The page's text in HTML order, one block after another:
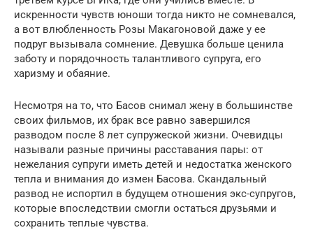
искренности чувств юноши тогда никто не сомневался,
а вот влюбленность Розы Макагоновой даже у ее
подруг вызывала сомнение. Девушка больше ценила
заботу и порядочность талантливого супруга, его
харизму и обаяние.
Несмотря на то, что Басов снимал жену в большинстве
своих фильмов, их брак все равно завершился
разводом после 8 лет супружеской жизни. Очевидцы
называли разные причины расставания пары: от
нежелания супруги иметь детей и недостатка женского
тепла и внимания до измен Басова. Скандальный
развод не испортил в будущем отношения экс-супругов,
которые впоследствии смогли остаться друзьями и
сохранить теплые чувства.